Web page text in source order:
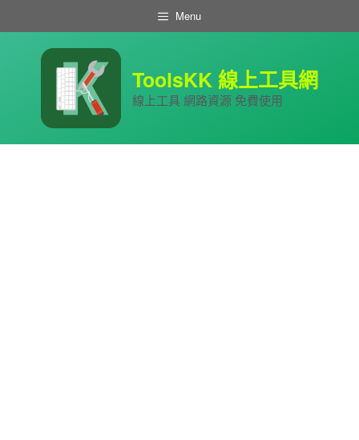
Menu
ToolsKK 線上工具網
線上工具 網路資源 免費使用